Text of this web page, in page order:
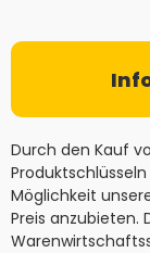
Durch den Kauf
Möglichkeit
Preis anzubieten.